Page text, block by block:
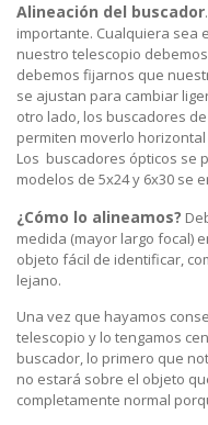
Alineación del buscador
importante. Cualquiera sea
nuestro telescopio
debemos fijarnos que
se ajustan para cambiar
otro lado, los buscadores
permiten moverlo
Los buscadores ópticos se
modelos de 5x24 y 6x30 se
¿Cómo lo alineamos?
medida (mayor largo focal)
objeto fácil de identificar,
lejano.
Una vez que hayamos
telescopio y lo tengamos
buscador, lo primero que
no estará sobre el objeto
completamente normal